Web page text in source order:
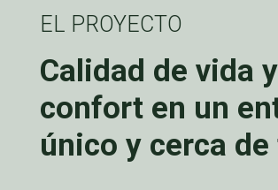
EL PROYECTO
Calidad de vida y
confort en un
único y cerca